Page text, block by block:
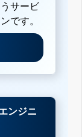
サービ
です。
ンジニ